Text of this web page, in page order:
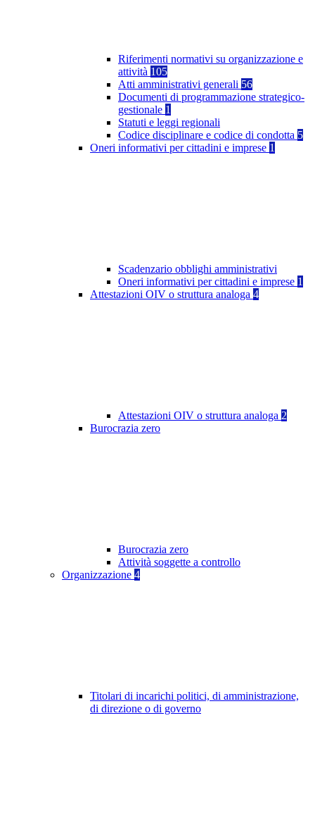
Riferimenti normativi su organizzazione e
attività 105
Atti amministrativi generali 56
Documenti di programmazione strategico-
gestionale 1
Statuti e leggi regionali
Codice disciplinare e codice di condotta 5
Oneri informativi per cittadini e imprese 1
Scadenzario obblighi amministrativi
Oneri informativi per cittadini e imprese 1
Attestazioni OIV o struttura analoga 4
Attestazioni OIV o struttura analoga 2
Burocrazia zero
Burocrazia zero
Attività soggette a controllo
Organizzazione 4
Titolari di incarichi politici, di amministrazione,
di direzione o di governo